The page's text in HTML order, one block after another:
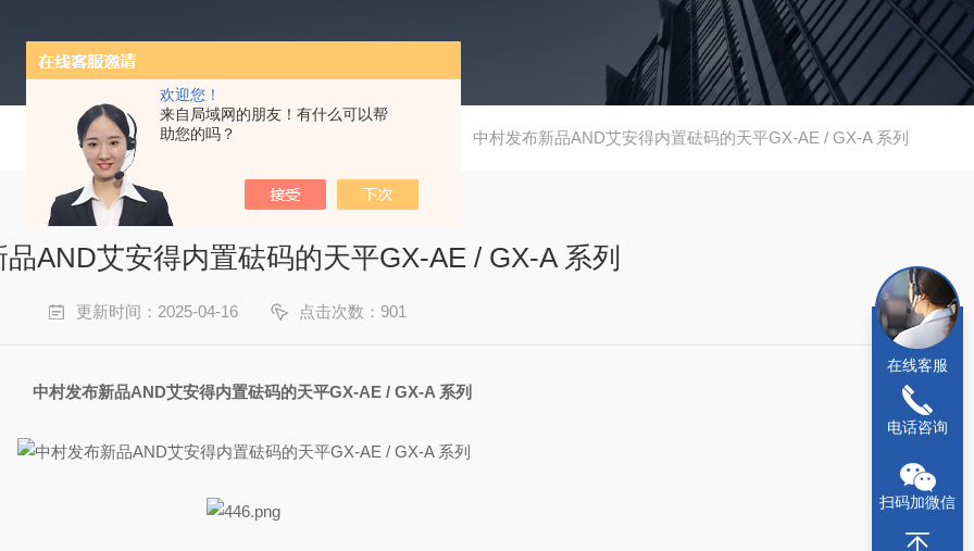
欢迎您！
来自局域网的朋友！有什么可以帮
助您的吗？
中村发布新品AND艾安得内置砝码的天平GX-AE / GX-A 系列
AND艾安得内置砝码的天平GX-AE / GX-A 系列
更新时间：2025-04-16 点击次数：901
中村发布新品AND艾安得内置砝码的天平GX-AE / GX-A 系列
在线客服
电话咨询
扫码加微信